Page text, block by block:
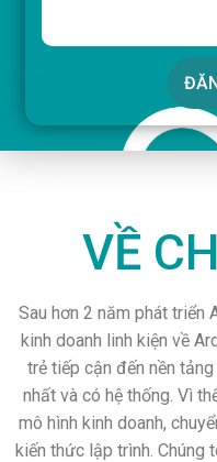
VỀ
Sau hơn 2 năm phát triển
kinh doanh linh kiện về
trẻ tiếp cận đến nền
nhất và có hệ thống. Vì
mô hình kinh doanh,
kiến thức lập trình. Chúng